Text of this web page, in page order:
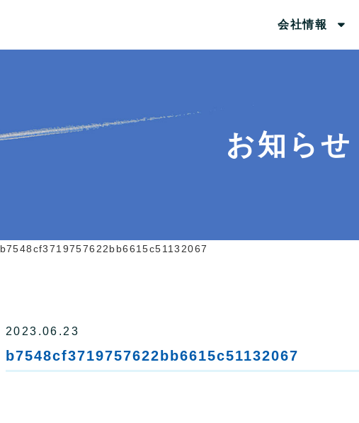
会社情報
お知らせ
b7548cf3719757622bb6615c51132067
2023.06.23
b7548cf3719757622bb6615c51132067